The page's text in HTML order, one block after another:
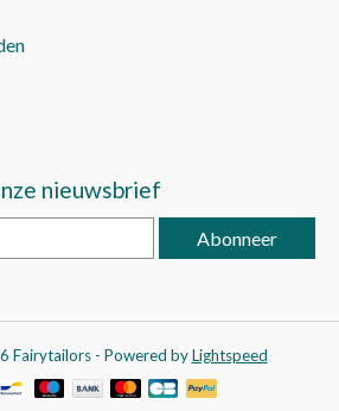
nieuwsbrief
Abonneer
Fairytailors - Powered byLightspeed